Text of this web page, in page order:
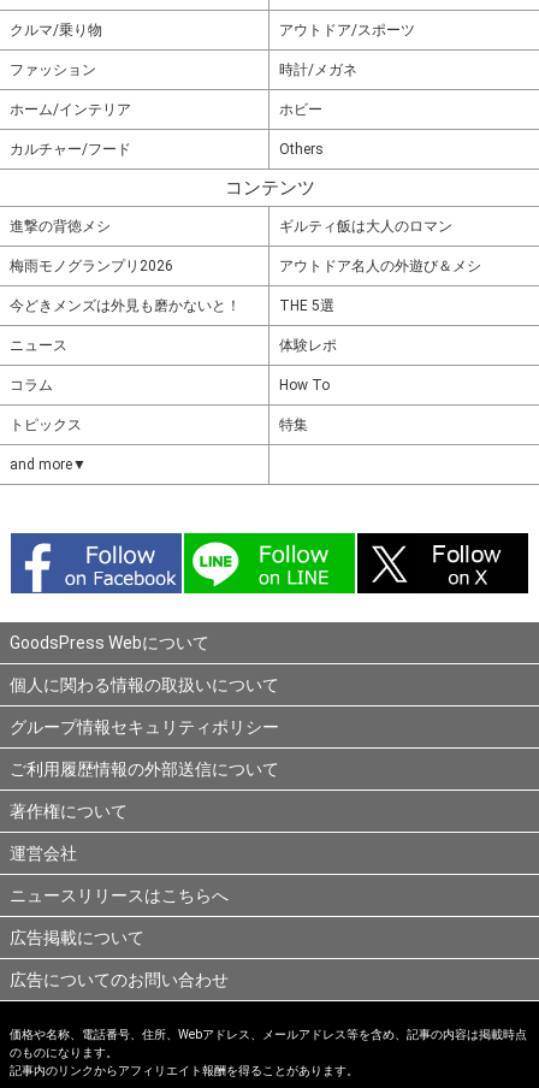
クルマ/乗り物 アウトドア/スポーツ
ファッション 時計/メガネ
ホーム/インテリア ホビー
カルチャー/フード Others
コンテンツ
進撃の背徳メシ ギルティ飯は大人のロマン
梅雨モノグランプリ2026 アウトドア名人の外遊び＆メシ
今どきメンズは外見も磨かないと！ THE 5選
ニュース 体験レポ
コラム How To
トピックス 特集
and more▼
GoodsPress Webについて
個人に関わる情報の取扱いについて
グループ情報セキュリティポリシー
ご利用履歴情報の外部送信について
著作権について
運営会社
ニュースリリースはこちらへ
広告掲載について
広告についてのお問い合わせ
価格や名称、電話番号、住所、Webアドレス、メールアドレス等を含め、記事の内容は掲載時点
のものになります。
記事内のリンクからアフィリエイト報酬を得ることがあります。